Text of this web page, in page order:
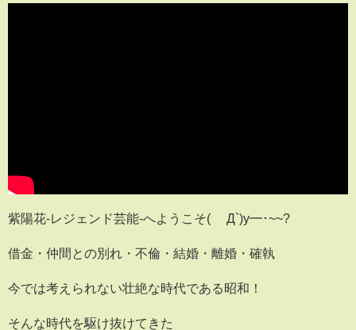
紫陽花-レジェンド芸能-へようこそ( ´Д`)y━･~~?
借金・仲間との別れ・不倫・結婚・離婚・確執
今では考えられない壮絶な時代である昭和！
そんな時代を駆け抜けてきた